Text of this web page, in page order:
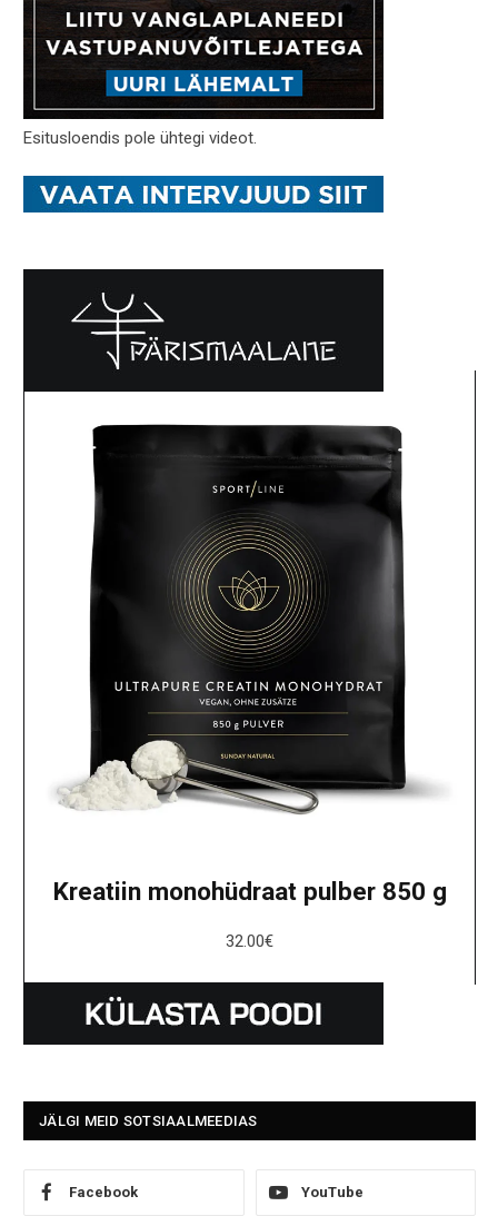
Esitusloendis pole ühtegi videot.
Kreatiin monohüdraat pulber 850 g
32.00€
JÄLGI MEID SOTSIAALMEEDIAS
Facebook YouTube